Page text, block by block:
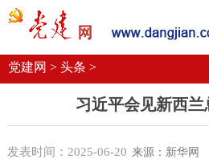
党建要闻
机关党建
校园党建
党建网 > 头条 >
习近平会见新西
发表时间：2025-06-20 来源：新华网